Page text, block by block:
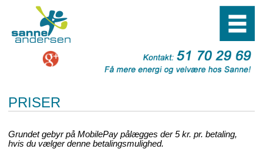
PRISER
Grundet gebyr på MobilePay pålægges der 5 kr. pr. betaling,
hvis du vælger denne betalingsmulighed.